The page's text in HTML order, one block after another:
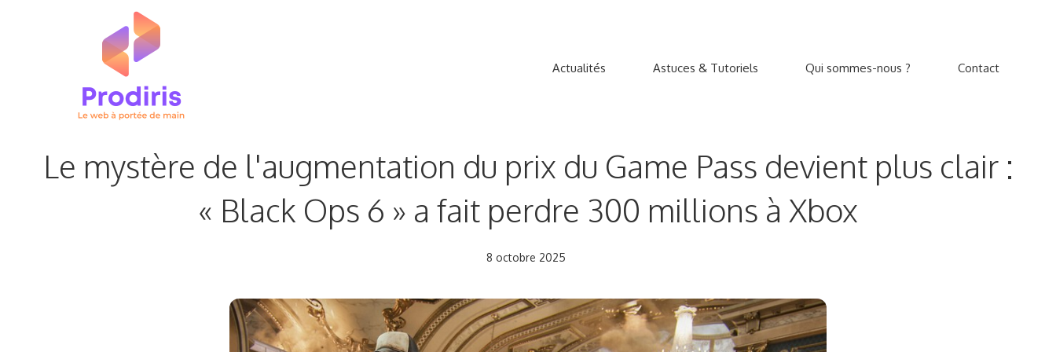
Actualités Astuces & Tutoriels Qui sommes-nous ? Contact
Le mystère de l'augmentation du prix du Game Pass devient plus clair :
« Black Ops 6 » a fait perdre 300 millions à Xbox
8 octobre 2025